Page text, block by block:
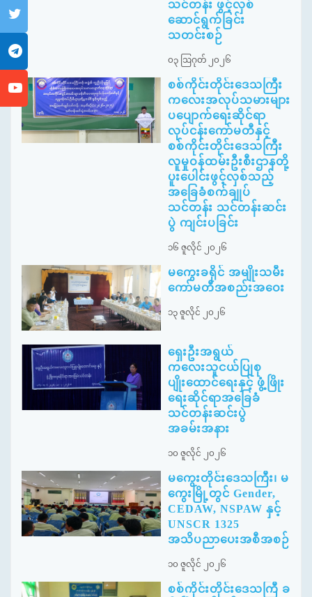
သင်တန်း ဖွင့်လှစ်
ဆောင်ရွက်ခြင်း
သတင်းစဉ်
၀၃ ဩဂုတ် ၂၀၂၆
စစ်ကိုင်းတိုင်းဒေသကြီး
ကလေးအလုပ်သမားများ
ပပျောက်ရေးဆိုင်ရာ
လုပ်ငန်းကော်မတီနှင့်
စစ်ကိုင်းတိုင်းဒေသကြီး
လူမှုဝန်ထမ်းဦးစီးဌာနတို့
ပူးပေါင်းဖွင့်လှစ်သည့်
အခြေခံစက်ချုပ်
သင်တန်း သင်တန်းဆင်း
ပွဲ ကျင်းပခြင်း
၁၆ ဇူလိုင် ၂၀၂၆
မကွေးခရိုင် အမျိုးသမီး
ကော်မတီအစည်းအဝေး
၁၃ ဇူလိုင် ၂၀၂၆
ရှေးဦးအရွယ်
ကလေးသူငယ်ပြုစု
ပျိုးထောင်ရေးနှင့် ဖွံ့ဖြိုး
ရေးဆိုင်ရာအခြေခံ
သင်တန်းဆင်းပွဲ
အခမ်းအနား
၁၀ ဇူလိုင် ၂၀၂၆
မကွေးတိုင်းဒေသကြီး၊ မ
ကွေးမြို့တွင် Gender,
CEDAW, NSPAW နှင့်
UNSCR 1325
အသိပညာပေးအစီအစဉ်
၁၀ ဇူလိုင် ၂၀၂၆
စစ်ကိုင်းတိုင်းဒေသကြီ ခ